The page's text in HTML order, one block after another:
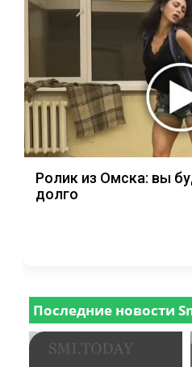
Ролик из Омска: вы
долго